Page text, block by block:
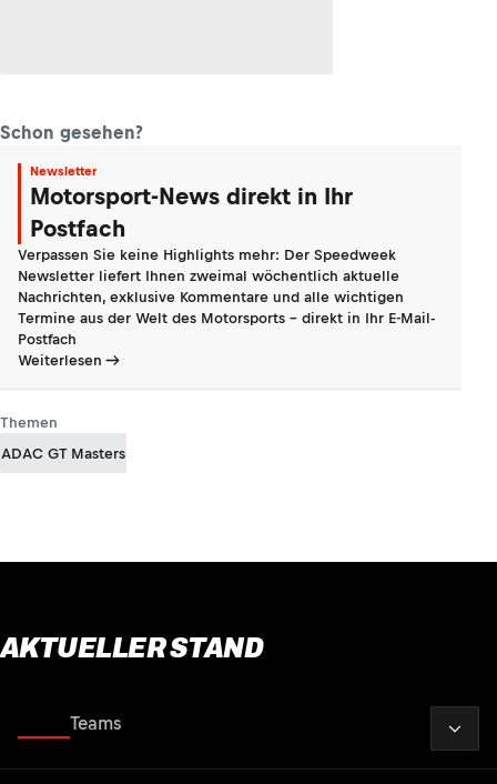
Schon gesehen?
Newsletter
Motorsport-News direkt in Ihr
Postfach
Verpassen Sie keine Highlights mehr: Der Speedweek
Newsletter liefert Ihnen zweimal wöchentlich aktuelle
Nachrichten, exklusive Kommentare und alle wichtigen
Termine aus der Welt des Motorsports - direkt in Ihr E-Mail-
Postfach
Weiterlesen
Themen
ADAC GT Masters
AKTUELLER STAND
Teams